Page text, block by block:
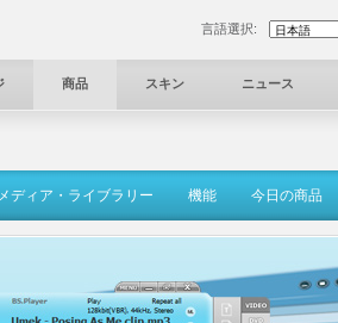
言語選択:
商品 スキン ニュース
メディア・ライブラリー 機能 今日の商品